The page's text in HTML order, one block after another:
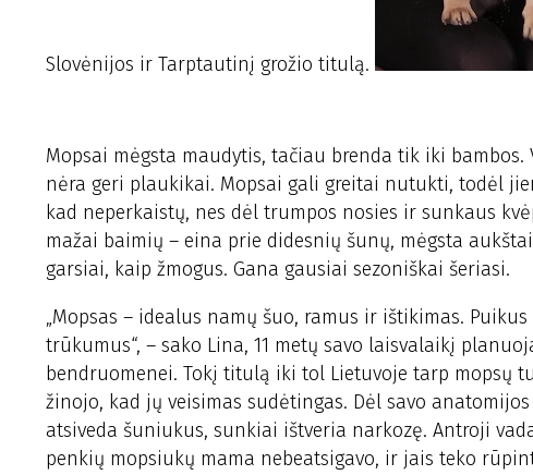
Slovėnijos ir Tarptautinį grožio titulą.
Mopsai mėgsta maudytis, tačiau brenda tik iki
nėra geri plaukikai. Mopsai gali greitai nutukti, todėl
kad neperkaistų, nes dėl trumpos nosies ir sunkaus
mažai baimių – eina prie didesnių šunų, mėgsta
garsiai, kaip žmogus. Gana gausiai sezoniškai šeriasi.
„Mopsas – idealus namų šuo, ramus ir ištikimas.
trūkumus“, – sako Lina, 11 metų savo laisvalaikį
bendruomenei. Tokį titulą iki tol Lietuvoje tarp mopsų
žinojo, kad jų veisimas sudėtingas. Dėl savo
atsiveda šuniukus, sunkiai ištveria narkozę. Antroji
penkių mopsiukų mama nebeatsigavo, ir jais teko